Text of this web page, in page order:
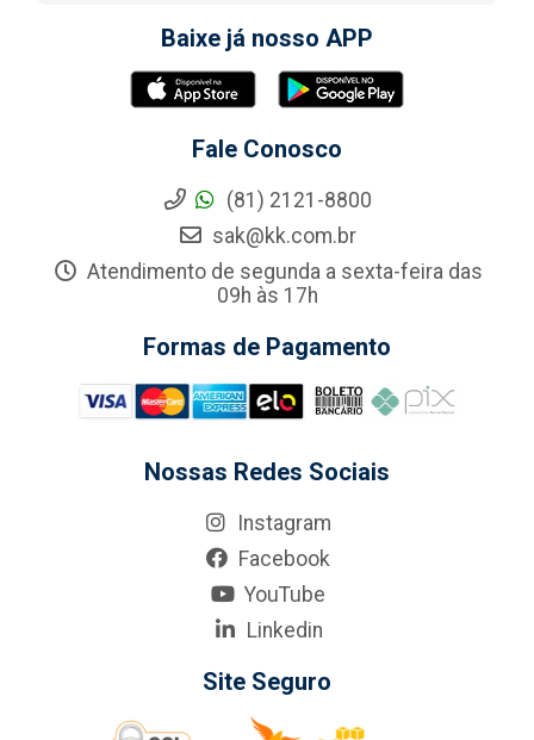
Baixe já nosso APP
Fale Conosco
(81) 2121-8800
sak@kk.com.br
Atendimento de segunda a sexta-feira das
09h às 17h
Formas de Pagamento
Nossas Redes Sociais
Instagram
Facebook
YouTube
Linkedin
Site Seguro